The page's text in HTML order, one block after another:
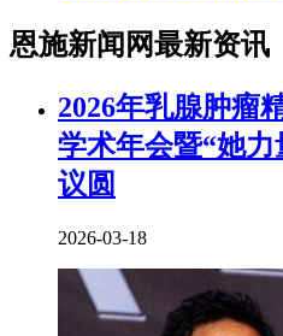
恩施新闻网最新资讯
2026年乳腺肿瘤
学术年会暨“她
议圆
2026-03-18